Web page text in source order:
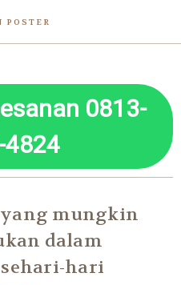
POSTER
0813-
4824
mungkin
dalam
hari